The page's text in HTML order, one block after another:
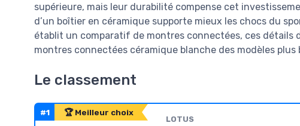
supérieure, mais leur durabilité compense cet
d’un boîtier en céramique supporte mieux les chocs du
établit un comparatif de montres connectées, ces
montres connectées céramique blanche des modèles plus
Le classement
#1 🏆 Meilleur choix
‎LOTUS